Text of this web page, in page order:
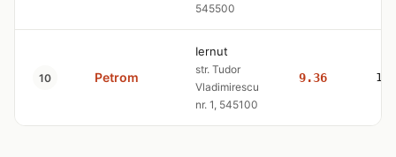
545500
10 Petrom
Iernut
str. Tudor
Vladimirescu
nr. 1, 545100
9.36